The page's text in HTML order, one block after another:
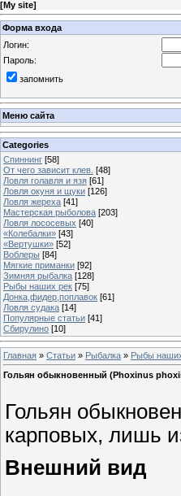
[My site]
Форма входа
Логин:
Пароль:
запомнить
Меню сайта
Categories
Спиннинг [58]
От чего зависит клев. [48]
Ловля голавля и язя [61]
Ловля окуня и щуки [126]
Ловля жереха [41]
Мастерская рыболова [203]
Ловля лососевых [40]
«Колебалки» [43]
«Вертушки» [52]
Воблеры [84]
Мягкие приманки [92]
Зимняя рыбалка [128]
Рыбы наших рек [75]
Донка,фидер,поплавок [61]
Ловля судака [14]
Популярные статьи [41]
Сбирулино [10]
Главная » Статьи » Рыбалка » Рыбы
Гольян обыкновенный (Phoxinus
Гольян
карповых, лишь
Внешний вид